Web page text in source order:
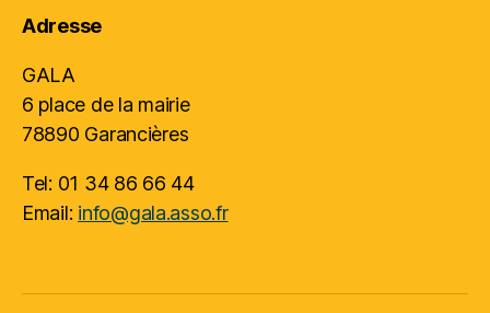
Adresse
GALA
6 place de la mairie
78890 Garancières
Tel: 01 34 86 66 44
Email: info@gala.asso.fr